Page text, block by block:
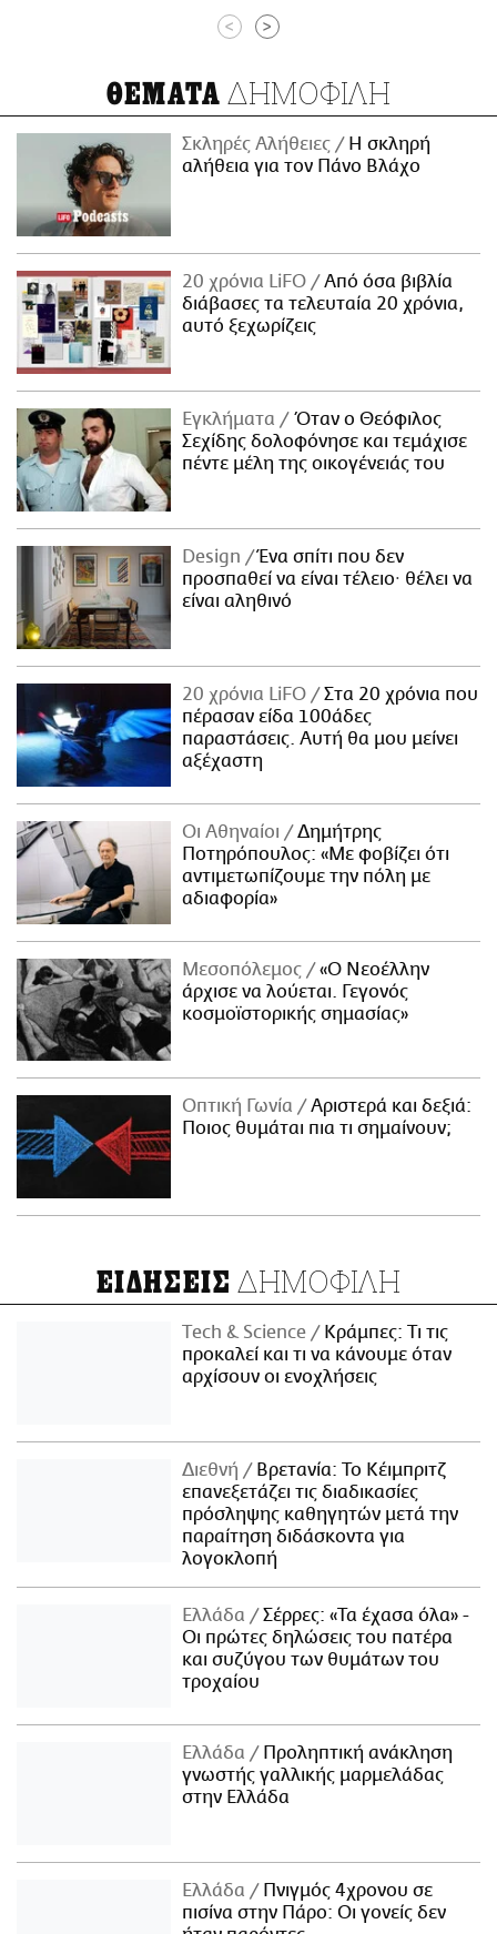
< >
ΘΕΜΑΤΑ ΔΗΜΟΦΙΛΗ
Σκληρές Αλήθειες
H σκληρή
αλήθεια για τον Πάνο Βλάχο
20 χρόνια LiFO
Από όσα βιβλία
διάβασες τα τελευταία 20 χρόνια,
αυτό ξεχωρίζεις
Εγκλήματα
Όταν ο Θεόφιλος
Σεχίδης δολοφόνησε και τεμάχισε
πέντε μέλη της οικογένειάς του
Design
Ένα σπίτι που δεν
προσπαθεί να είναι τέλειο· θέλει να
είναι αληθινό
20 χρόνια LiFO
Στα 20 χρόνια που
πέρασαν είδα 100άδες
παραστάσεις. Αυτή θα μου μείνει
αξέχαστη
Οι Αθηναίοι
Δημήτρης
Ποτηρόπουλος: «Με φοβίζει ότι
αντιμετωπίζουμε την πόλη με
αδιαφορία»
Μεσοπόλεμος
«Ο Νεοέλλην
άρχισε να λούεται. Γεγονός
κοσμοϊστορικής σημασίας»
Οπτική Γωνία
Αριστερά και δεξιά:
Ποιος θυμάται πια τι σημαίνουν;
ΕΙΔΗΣΕΙΣ ΔΗΜΟΦΙΛΗ
Τech & Science
Κράμπες: Τι τις
προκαλεί και τι να κάνουμε όταν
αρχίσουν οι ενοχλήσεις
Διεθνή
Βρετανία: Το Κέιμπριτζ
επανεξετάζει τις διαδικασίες
πρόσληψης καθηγητών μετά την
παραίτηση διδάσκοντα για
λογοκλοπή
Ελλάδα
Σέρρες: «Τα έχασα όλα» -
Οι πρώτες δηλώσεις του πατέρα
και συζύγου των θυμάτων του
τροχαίου
Ελλάδα
Προληπτική ανάκληση
γνωστής γαλλικής μαρμελάδας
στην Ελλάδα
Ελλάδα
Πνιγμός 4χρονου σε
πισίνα στην Πάρο: Οι γονείς δεν